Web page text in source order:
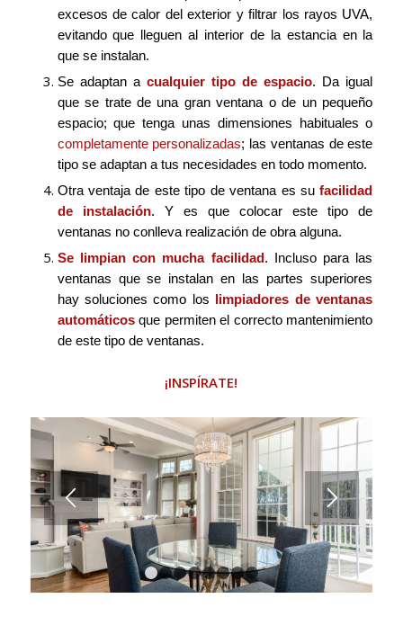
excesos de calor del exterior y filtrar los rayos UVA,
evitando que lleguen al interior de la estancia en la
que se instalan.
Se adaptan a cualquier tipo de espacio. Da igual
que se trate de una gran ventana o de un pequeño
espacio; que tenga unas dimensiones habituales o
completamente personalizadas; las ventanas de este
tipo se adaptan a tus necesidades en todo momento.
Otra ventaja de este tipo de ventana es sufacilidad
de instalación. Y es que colocar este tipo de
ventanas no conlleva realización de obra alguna.
Se limpian con mucha facilidad. Incluso para las
ventanas que se instalan en las partes superiores
hay soluciones como los limpiadores de ventanas
automáticosque permiten el correcto mantenimiento
de este tipo de ventanas.
¡INSPÍRATE!
1 2 3 4 5 6 7 8